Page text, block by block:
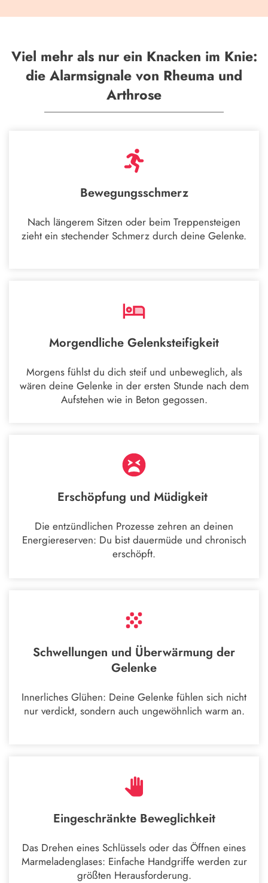
Viel mehr als nur ein Knacken im Knie:
die Alarmsignale von Rheuma und
Arthrose
Bewegungsschmerz
Nach längerem Sitzen oder beim Treppensteigen
zieht ein stechender Schmerz durch deine Gelenke.
Morgendliche Gelenksteifigkeit
Morgens fühlst du dich steif und unbeweglich, als
wären deine Gelenke in der ersten Stunde nach dem
Aufstehen wie in Beton gegossen.
Erschöpfung und Müdigkeit
Die entzündlichen Prozesse zehren an deinen
Energiereserven: Du bist dauermüde und chronisch
erschöpft.
Schwellungen und Überwärmung der
Gelenke
Innerliches Glühen: Deine Gelenke fühlen sich nicht
nur verdickt, sondern auch ungewöhnlich warm an.
Eingeschränkte Beweglichkeit
Das Drehen eines Schlüssels oder das Öffnen eines
Marmeladenglases: Einfache Handgriffe werden zur
größten Herausforderung.